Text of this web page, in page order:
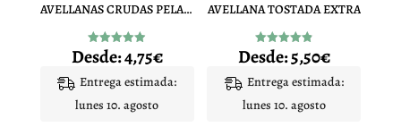
la
de
producto
la
de
producto
AVELLANAS CRUDAS PELADAS
Valorado
con
de 5
Desde:4,75€
Entrega estimada:
lunes 10. agosto
AVELLANA TOSTADA EXTRA
Valorado
con
de 5
Desde:5,50€
Entrega estimada:
lunes 10. agosto